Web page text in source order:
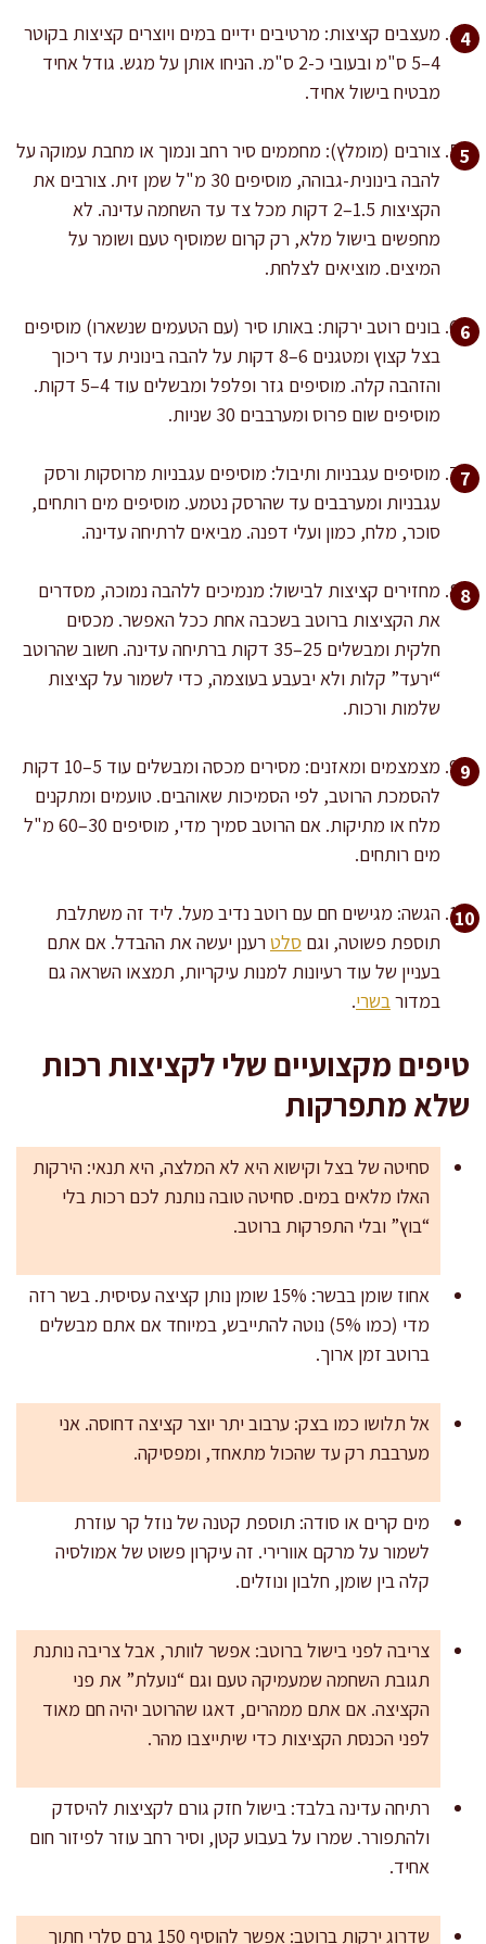
מעצבים קציצות: מרטיבים ידיים במים ויוצרים קציצות בקוטר
4–5 ס"מ ובעובי כ-2 ס"מ. הניחו אותן על מגש. גודל אחיד
מבטיח בישול אחיד.
צורבים (מומלץ): מחממים סיר רחב ונמוך או מחבת עמוקה על
להבה בינונית-גבוהה, מוסיפים 30 מ"ל שמן זית. צורבים את
הקציצות 1.5–2 דקות מכל צד עד השחמה עדינה. לא
מחפשים בישול מלא, רק קרום שמוסיף טעם ושומר על
המיצים. מוציאים לצלחת.
בונים רוטב ירקות: באותו סיר (עם הטעמים שנשארו) מוסיפים
בצל קצוץ ומטגנים 6–8 דקות על להבה בינונית עד ריכוך
והזהבה קלה. מוסיפים גזר ופלפל ומבשלים עוד 4–5 דקות.
מוסיפים שום פרוס ומערבבים 30 שניות.
מוסיפים עגבניות ותיבול: מוסיפים עגבניות מרוסקות ורסק
עגבניות ומערבבים עד שהרסק נטמע. מוסיפים מים רותחים,
סוכר, מלח, כמון ועלי דפנה. מביאים לרתיחה עדינה.
מחזירים קציצות לבישול: מנמיכים ללהבה נמוכה, מסדרים
את הקציצות ברוטב בשכבה אחת ככל האפשר. מכסים
חלקית ומבשלים 25–35 דקות ברתיחה עדינה. חשוב שהרוטב
“ירעד” קלות ולא יבעבע בעוצמה, כדי לשמור על קציצות
שלמות ורכות.
מצמצמים ומאזנים: מסירים מכסה ומבשלים עוד 5–10 דקות
להסמכת הרוטב, לפי הסמיכות שאוהבים. טועמים ומתקנים
מלח או מתיקות. אם הרוטב סמיך מדי, מוסיפים 30–60 מ"ל
מים רותחים.
הגשה: מגישים חם עם רוטב נדיב מעל. ליד זה משתלבת
תוספת פשוטה, וגם סלט רענן יעשה את ההבדל. אם אתם
בעניין של עוד רעיונות למנות עיקריות, תמצאו השראה גם
במדורבשרי.
טיפים מקצועיים שלי לקציצות רכות
שלא מתפרקות
סחיטה של בצל וקישוא היא לא המלצה, היא תנאי: הירקות
האלו מלאים במים. סחיטה טובה נותנת לכם רכות בלי
“בוץ” ובלי התפרקות ברוטב.
אחוז שומן בבשר: 15% שומן נותן קציצה עסיסית. בשר רזה
מדי (כמו 5%) נוטה להתייבש, במיוחד אם אתם מבשלים
ברוטב זמן ארוך.
אל תלושו כמו בצק: ערבוב יתר יוצר קציצה דחוסה. אני
מערבבת רק עד שהכול מתאחד, ומפסיקה.
מים קרים או סודה: תוספת קטנה של נוזל קר עוזרת
לשמור על מרקם אוורירי. זה עיקרון פשוט של אמולסיה
קלה בין שומן, חלבון ונוזלים.
צריבה לפני בישול ברוטב: אפשר לוותר, אבל צריבה נותנת
תגובת השחמה שמעמיקה טעם וגם “נועלת” את פני
הקציצה. אם אתם ממהרים, דאגו שהרוטב יהיה חם מאוד
לפני הכנסת הקציצות כדי שיתייצבו מהר.
רתיחה עדינה בלבד: בישול חזק גורם לקציצות להיסדק
ולהתפורר. שמרו על בעבוע קטן, וסיר רחב עוזר לפיזור חום
אחיד.
שדרוג ירקות ברוטב: אפשר להוסיף 150 גרם סלרי חתוך